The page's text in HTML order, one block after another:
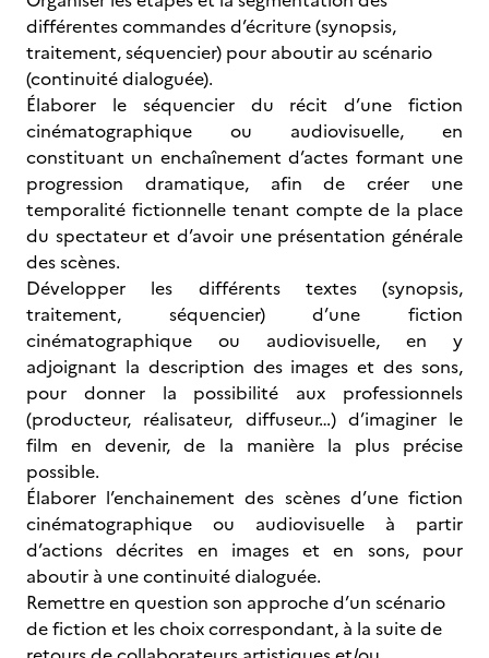
différentes commandes d’écriture (synopsis,
traitement, séquencier) pour aboutir au scénario
(continuité dialoguée).
Élaborer le séquencier du récit d’une fiction
cinématographique ou audiovisuelle, en
constituant un enchaînement d’actes formant une
progression dramatique, afin de créer une
temporalité fictionnelle tenant compte de la place
du spectateur et d’avoir une présentation générale
des scènes.
Développer les différents textes (synopsis,
traitement, séquencier) d’une fiction
cinématographique ou audiovisuelle, en y
adjoignant la description des images et des sons,
pour donner la possibilité aux professionnels
(producteur, réalisateur, diffuseur…) d’imaginer le
film en devenir, de la manière la plus précise
possible.
Élaborer l’enchainement des scènes d’une fiction
cinématographique ou audiovisuelle à partir
d’actions décrites en images et en sons, pour
aboutir à une continuité dialoguée.
Remettre en question son approche d’un scénario
de fiction et les choix correspondant, à la suite de